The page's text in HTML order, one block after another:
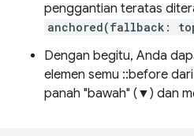
penggantian teratas
anchored(fallback:
Dengan begitu, Anda
elemen semu ::before
panah "bawah" (▼) dan